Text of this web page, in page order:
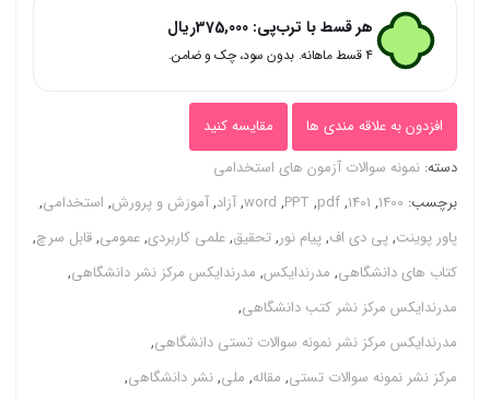
سوالات
عمومی
آموزش
و
پرورش
سال
1403
عدد
هر قسط با ترب‌پی: 375,000ریال
۴ قسط ماهانه. بدون سود، چک و ضامن.
افزدون به علاقه مندی ها
مقایسه کنید
دسته: نمونه سوالات آزمون های استخدامی
برچسب: 1400
,
1401
,
pdf
,
PPT
,
word
,آزاد,آموزش و پرورش, استخدامی,
پاور پوینت,پی دی اف,پیام نور,تحقیق,علمی کاربردی,عمومی,قابل سرچ,
کتاب های دانشگاهی, مدرندایکس, مدرندایکس مرکز نشر دانشگاهی,
مدرندایکس مرکز نشر کتب دانشگاهی,
مدرندایکس مرکز نشر نمونه سوالات تستی دانشگاهی,
مرکز نشر نمونه سوالات تستی, مقاله, ملی,نشر دانشگاهی,